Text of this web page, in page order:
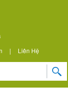
| Liên Hệ